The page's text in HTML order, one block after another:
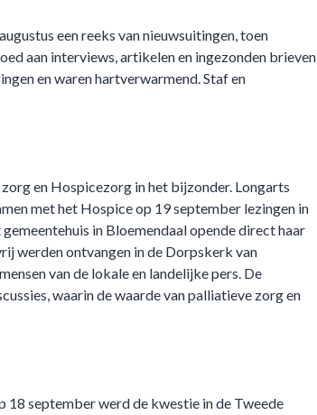
een reeks van nieuwsuitingen, toen
aan interviews, artikelen en ingezonden brieven
en waren hartverwarmend. Staf en
en Hospicezorg in het bijzonder. Longarts
met het Hospice op 19 september lezingen in
in Bloemendaal opende direct haar
werden ontvangen in de Dorpskerk van
van de lokale en landelijke pers. De
waarin de waarde van palliatieve zorg en
18 september werd de kwestie in de Tweede